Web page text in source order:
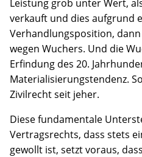
Leistung grob unter Wert,
verkauft und dies aufgrund
Verhandlungsposition,
wegen Wuchers. Und die
Erfindung des 20.
Materialisierungstendenz.
Zivilrecht seit jeher.
Diese fundamentale
Vertragsrechts, dass stets
gewollt ist, setzt voraus,